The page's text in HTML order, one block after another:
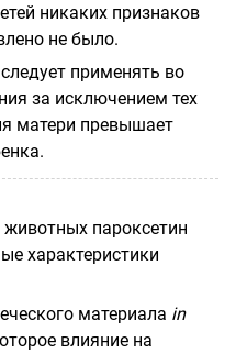
никаких признаков
не было.
применять во
за исключением тех
матери превышает
пароксетин
характеристики
материала in
влияние на